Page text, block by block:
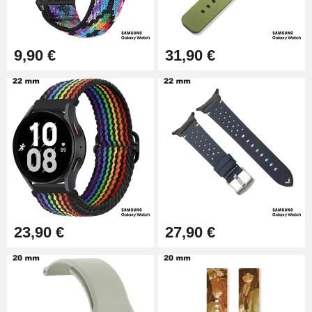
Kit Réparation Montre Débutant
Pied à Coulisse Numérique
9,90 €
Kit Horlogerie Débutant
26,90 €
Marteau Horloger pour Goupille
3,90 €
Kit pour Réduire Bracelet
9,90 € 31,90 €
23,90 € 27,90 €